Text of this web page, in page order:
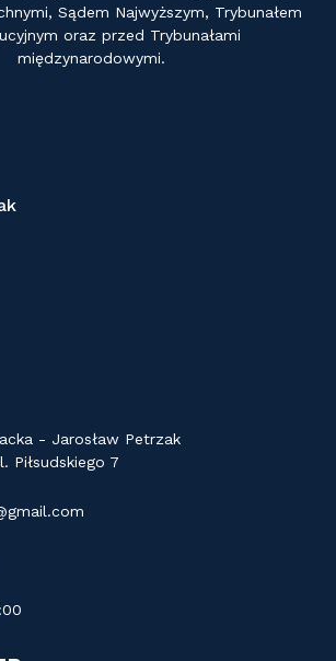
Sądem Najwyższym, Trybunałem
oraz przed Trybunałami
międzynarodowymi.
- Jarosław Petrzak
Piłsudskiego 7